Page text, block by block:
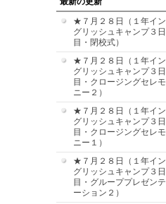
★７月２８日（１年イン
グリッシュキャンプ３日
目・閉校式）
★７月２８日（１年イン
グリッシュキャンプ３日
目・クロージングセレモ
ニー２）
★７月２８日（１年イン
グリッシュキャンプ３日
目・クロージングセレモ
ニー１）
★７月２８日（１年イン
グリッシュキャンプ３日
目・グループプレゼンテ
ーション２）